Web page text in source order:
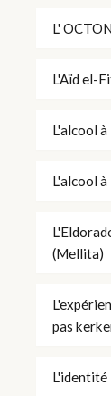
L'
L'Aïd el-
L'alcool
L'alcool
(Mellita)
pas
L'identité